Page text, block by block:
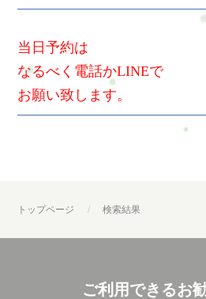
当日予約は
なるべく電話かLINEで
お願い致します。
トップページ 検索結果
ご利用できるお